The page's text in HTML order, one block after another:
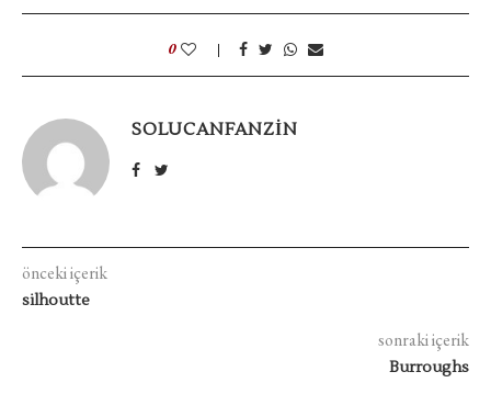
0
SOLUCANFANZIN
önceki içerik
silhoutte
sonraki içerik
Burroughs